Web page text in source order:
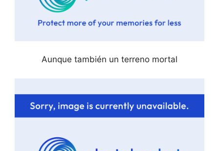
Aunque también un terreno mortal